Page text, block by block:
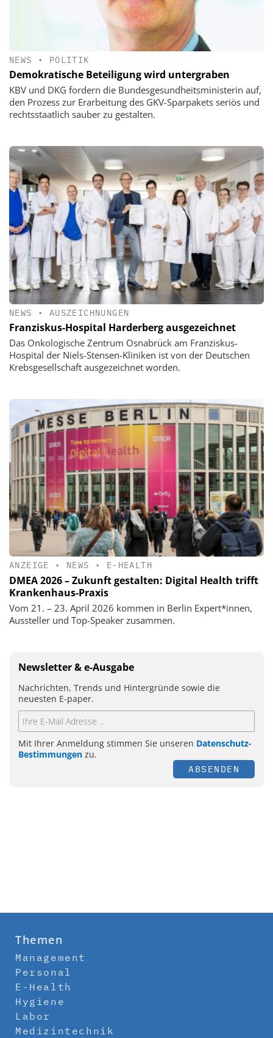
NEWS • POLITIK
Demokratische Beteiligung wird untergraben
KBV und DKG fordern die Bundesgesundheitsministerin auf,
den Prozess zur Erarbeitung des GKV-Sparpakets seriös und
rechtsstaatlich sauber zu gestalten.
NEWS • AUSZEICHNUNGEN
Franziskus-Hospital Harderberg ausgezeichnet
Das Onkologische Zentrum Osnabrück am Franziskus-
Hospital der Niels-Stensen-Kliniken ist von der Deutschen
Krebsgesellschaft ausgezeichnet worden.
ANZEIGE • NEWS • E-HEALTH
DMEA 2026 – Zukunft gestalten: Digital Health trifft
Krankenhaus-Praxis
Vom 21. – 23. April 2026 kommen in Berlin Expert*innen,
Aussteller und Top-Speaker zusammen.
Newsletter & e-Ausgabe
Nachrichten, Trends und Hintergründe sowie die
neuesten E-paper.
Mit Ihrer Anmeldung stimmen Sie unseren Datenschutz-
Bestimmungen zu.
ABSENDEN
Themen
Management
Personal
E-Health
Hygiene
Labor
Medizintechnik